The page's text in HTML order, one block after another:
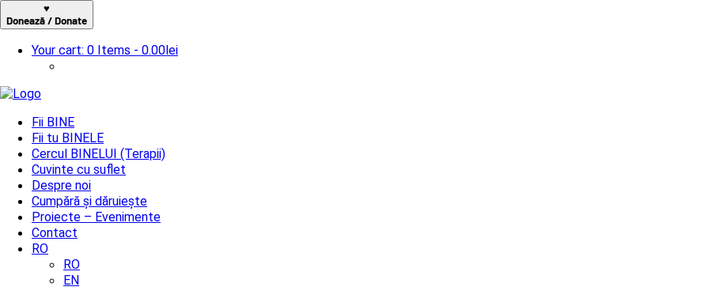
♥
Donează / Donate
Your cart: 0 Items - 0.00lei
Fii BINE
Fii tu BINELE
Cercul BINELUI (Terapii)
Cuvinte cu suflet
Despre noi
Cumpără și dăruiește
Proiecte – Evenimente
Contact
RO
RO
EN